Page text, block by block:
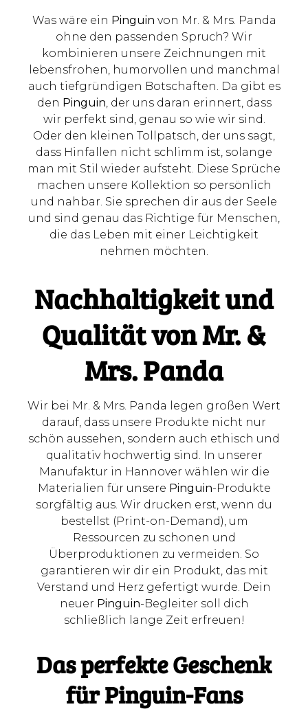
Was wäre ein Pinguin von Mr. & Mrs. Panda
ohne den passenden Spruch? Wir
kombinieren unsere Zeichnungen mit
lebensfrohen, humorvollen und manchmal
auch tiefgründigen Botschaften. Da gibt es
den Pinguin , der uns daran erinnert, dass
wir perfekt sind, genau so wie wir sind.
Oder den kleinen Tollpatsch, der uns sagt,
dass Hinfallen nicht schlimm ist, solange
man mit Stil wieder aufsteht. Diese Sprüche
machen unsere Kollektion so persönlich
und nahbar. Sie sprechen dir aus der Seele
und sind genau das Richtige für Menschen,
die das Leben mit einer Leichtigkeit
nehmen möchten.
Nachhaltigkeit und
Qualität von Mr. &
Mrs. Panda
Wir bei Mr. & Mrs. Panda legen großen Wert
darauf, dass unsere Produkte nicht nur
schön aussehen, sondern auch ethisch und
qualitativ hochwertig sind. In unserer
Manufaktur in Hannover wählen wir die
Materialien für unsere Pinguin-Produkte
sorgfältig aus. Wir drucken erst, wenn du
bestellst (Print-on-Demand), um
Ressourcen zu schonen und
Überproduktionen zu vermeiden. So
garantieren wir dir ein Produkt, das mit
Verstand und Herz gefertigt wurde. Dein
neuer Pinguin-Begleiter soll dich
schließlich lange Zeit erfreuen!
Das perfekte Geschenk
für Pinguin-Fans